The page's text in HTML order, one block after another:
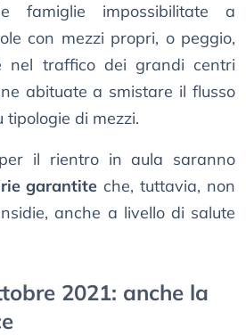
famiglie impossibilitate a
con mezzi propri, o peggio,
nel traffico dei grandi centri
abituate a smistare il flusso
di mezzi.
per il rientro in aula saranno
garantite che, tuttavia, non
anche a livello di salute
2021: anche la